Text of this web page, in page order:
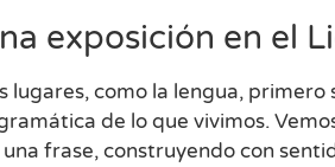
exposición en el
lugares, como la lengua, primero
de lo que vivimos.
una frase, construyendo con